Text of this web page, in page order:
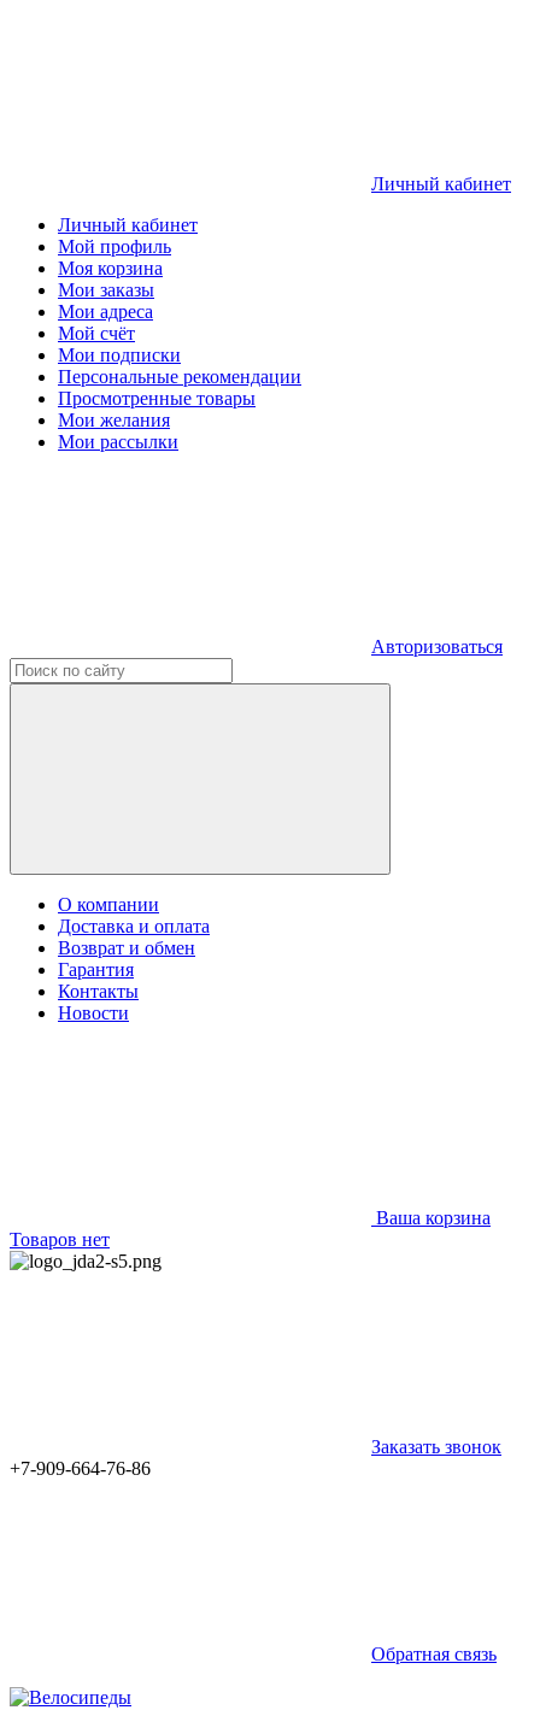
Личный кабинет
Личный кабинет
Мой профиль
Моя корзина
Мои заказы
Мои адреса
Мой счёт
Мои подписки
Персональные рекомендации
Просмотренные товары
Мои желания
Мои рассылки
Авторизоваться
О компании
Доставка и оплата
Возврат и обмен
Гарантия
Контакты
Новости
Ваша корзина
Товаров нет
Заказать звонок
+7-909-664-76-86
Обратная связь